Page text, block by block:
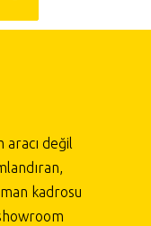
aracı değil
kadrosu